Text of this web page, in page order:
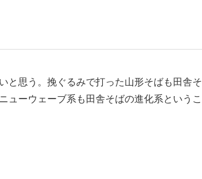
一監督...
もっと見る
と思う。挽ぐるみで打った山形そばも田舎そ
ューウェーブ系も田舎そばの進化系というこ